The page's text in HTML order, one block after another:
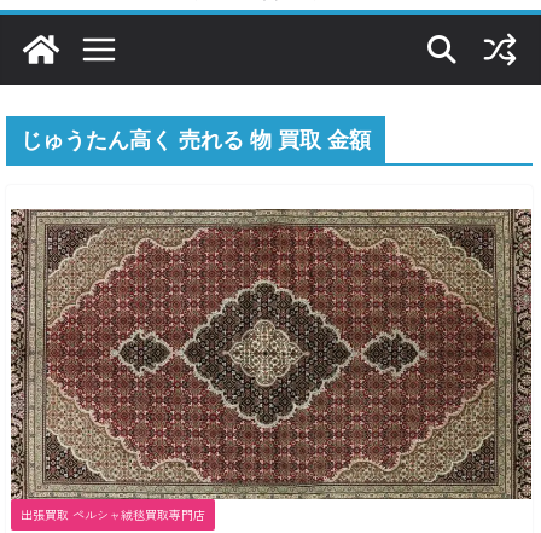
ッ
じゅうたん高く 売れる 物 買取 金額
出張買取 ペルシャ絨毯買取専門店